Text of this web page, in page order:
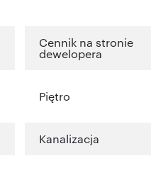
Cennik na stronie
dewelopera
Piętro
Kanalizacja